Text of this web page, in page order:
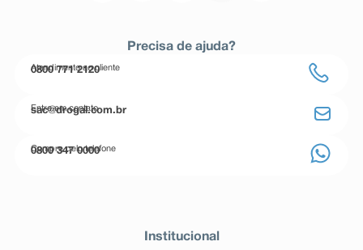
Precisa de ajuda?
Atendimento ao cliente
0800 771 2120
Entre em contato
sac@drogal.com.br
Compre pelo telefone
0800 347 0000
Institucional